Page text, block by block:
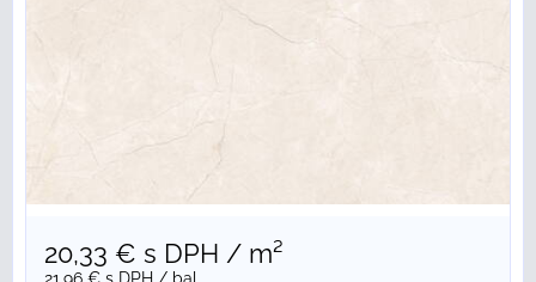
20,33 € s DPH / m²